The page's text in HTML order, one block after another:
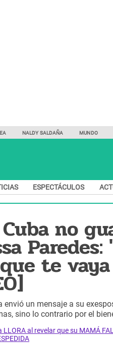
NALDY SALDAÑA MUNDO
ESPECTÁCULOS
no
te
envió un mensaje a su
sino lo contrario por el
LLORA al revelar que su MAMÁ